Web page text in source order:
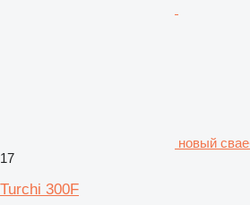
новый
17
Turchi 300F